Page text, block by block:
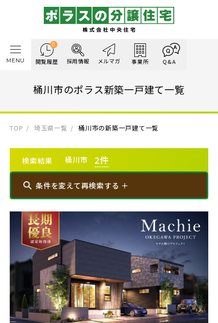
0
閲覧履歴 採用情報 メルマガ 事業所 Q&A
MENU
桶川市のポラス新築一戸建て一覧
TOP 埼玉県一覧 桶川市の新築一戸建て一覧
検索結果 桶川市 2件
条件を変えて再検索する ＋
埼玉・中央エリア(50)
さいたま市(19)
さいたま市西区(4)
さいたま市北区(2)